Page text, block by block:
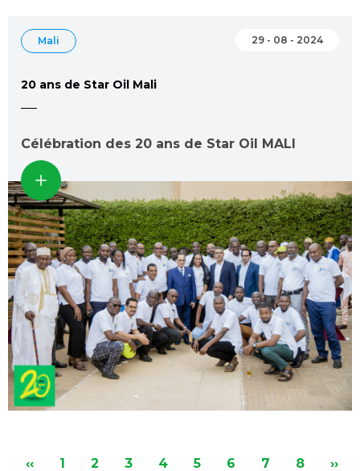
Mali 29 - 08 - 2024
20 ans de Star Oil Mali
Célébration des 20 ans de Star Oil MALI
Page
‹‹ Accueil
1 Accueil
2 Accueil
3 Accueil
4 Accueil
5
Page
6 Accueil
7 Accueil
8 ››